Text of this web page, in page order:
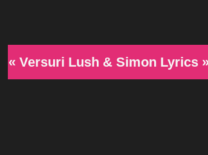
« Versuri Lush & Simon Lyrics